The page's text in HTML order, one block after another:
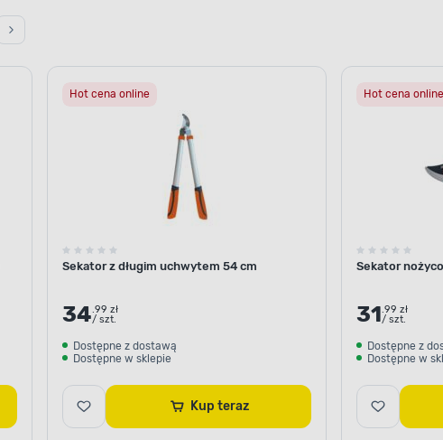
Hot cena online
Sekator z długim uchwytem 54 cm
34.99 zł
/ szt.
Dostępne z dostawą
Dostępne w sklepie
Kup teraz
Hot cena online
Sekator
31.99 zł
/ szt.
Dostępne z
Dostępne w